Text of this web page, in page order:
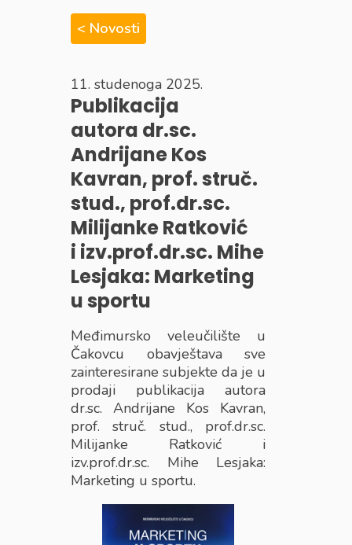
< Novosti
11. studenoga 2025.
Publikacija
autora dr.sc.
Andrijane Kos
Kavran, prof. struč.
stud., prof.dr.sc.
Milijanke Ratković
i izv.prof.dr.sc. Mihe
Lesjaka: Marketing
u sportu
Međimursko veleučilište u
Čakovcu obavještava sve
zainteresirane subjekte da je u
prodaji publikacija autora
dr.sc. Andrijane Kos Kavran,
prof. struč. stud., prof.dr.sc.
Milijanke Ratković i
izv.prof.dr.sc. Mihe Lesjaka:
Marketing u sportu.